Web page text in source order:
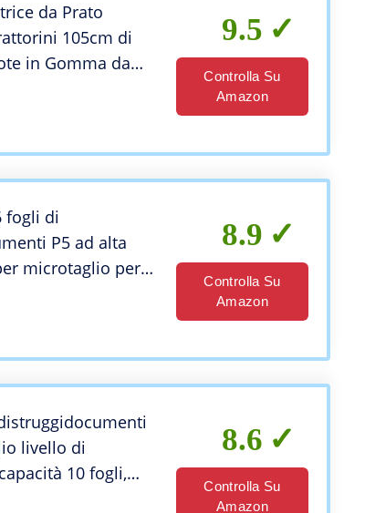
da Prato
105cm di
in Gomma da
9.5
Controlla Su
Amazon
fogli di
P5 ad alta
microtaglio per
credito, lama di
8.9
Controlla Su
Amazon
livello di
10 fogli,
silenzioso, ciclo di
8.6
Controlla Su
Amazon